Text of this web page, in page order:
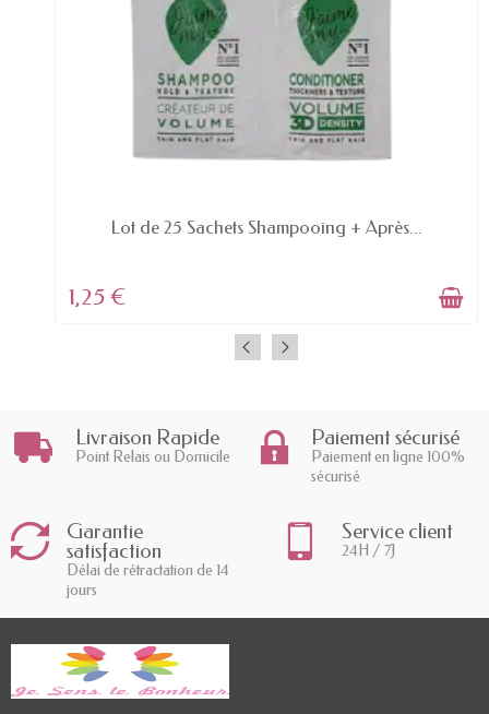
EN STOCK
Lot de 25 Sachets Shampooing + Après...
1,25 €
Livraison Rapide
Point Relais ou Domicile
Paiement sécurisé
Paiement en ligne 100%
sécurisé
Garantie
satisfaction
Délai de rétractation de 14
jours
Service client
24H / 7J